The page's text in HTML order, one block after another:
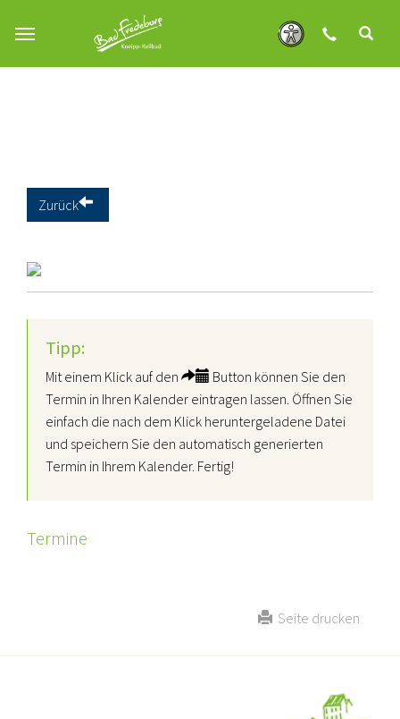
Zurück
Tipp:
Mit einem Klick auf den
Button können Sie den
Termin in Ihren Kalender eintragen lassen. Öffnen Sie
einfach die nach dem Klick heruntergeladene Datei
und speichern Sie den automatisch generierten
Termin in Ihrem Kalender. Fertig!
Termine
Seite drucken